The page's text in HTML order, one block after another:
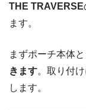
THE TRAVERSE
ます。
まずポーチ本体
きます。取り付
します。